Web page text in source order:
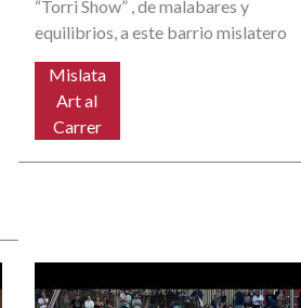
“Torri Show” , de malabares y
equilibrios, a este barrio mislatero
Mislata
Art al
Carrer